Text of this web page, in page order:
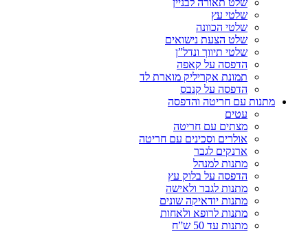
שלט תאורה לבניין
שלטי עץ
שלטי הכוונה
שלט הצעת נישואים
שלטי תיווך ונדל”ן
הדפסה על קאפה
תמונת אקריליק מוארת לד
הדפסה על קנבס
מתנות עם חריטה והדפסה
עטים
מצתים עם חריטה
אולרים וסכינים עם חריטה
ארנקים לגבר
מתנות למנהל
הדפסה על בלוק עץ
מתנות לגבר ולאישה
מתנות יודאיקה שונים
מתנות לרופא ולאחות
מתנות עד 50 ש”ח